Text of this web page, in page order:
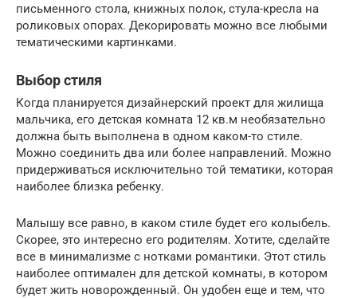
письменного стола, книжных полок, стула-кресла на
роликовых опорах. Декорировать можно все любыми
тематическими картинками.
Выбор стиля
Когда планируется дизайнерский проект для жилища
мальчика, его детская комната 12 кв.м необязательно
должна быть выполнена в одном каком-то стиле.
Можно соединить два или более направлений. Можно
придерживаться исключительно той тематики, которая
наиболее близка ребенку.
Малышу все равно, в каком стиле будет его колыбель.
Скорее, это интересно его родителям. Хотите, сделайте
все в минимализме с нотками романтики. Этот стиль
наиболее оптимален для детской комнаты, в котором
будет жить новорожденный. Он удобен еще и тем, что